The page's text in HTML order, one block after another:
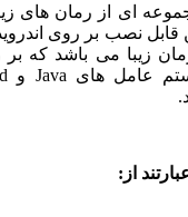
از رمان های زیبا را
بر روی اندروید
شامل 8 رمان زیبا می باشد که
از: